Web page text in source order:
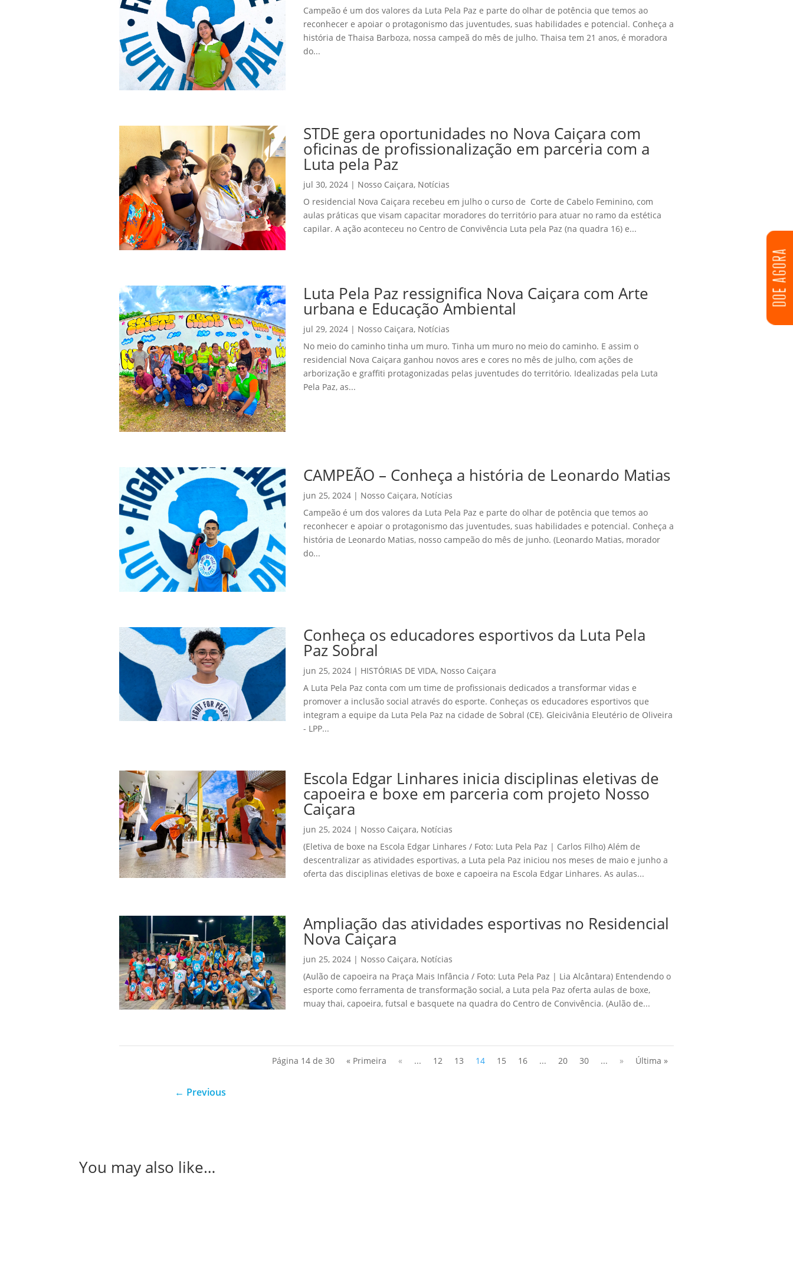
DOE AGORA
Campeão é um dos valores da Luta Pela Paz e parte do olhar de potência que temos ao
reconhecer e apoiar o protagonismo das juventudes, suas habilidades e potencial. Conheça a
história de Thaisa Barboza, nossa campeã do mês de julho. Thaisa tem 21 anos, é moradora
do...
STDE gera oportunidades no Nova Caiçara com
oficinas de profissionalização em parceria com a
Luta pela Paz
jul 30, 2024| Nosso Caiçara, Notícias
O residencial Nova Caiçara recebeu em julho o curso de Corte de Cabelo Feminino, com
aulas práticas que visam capacitar moradores do território para atuar no ramo da estética
capilar. A ação aconteceu no Centro de Convivência Luta pela Paz (na quadra 16) e...
Luta Pela Paz ressignifica Nova Caiçara com Arte
urbana e Educação Ambiental
jul 29, 2024| Nosso Caiçara, Notícias
No meio do caminho tinha um muro. Tinha um muro no meio do caminho. E assim o
residencial Nova Caiçara ganhou novos ares e cores no mês de julho, com ações de
arborização e graffiti protagonizadas pelas juventudes do território. Idealizadas pela Luta
Pela Paz, as...
CAMPEÃO – Conheça a história de Leonardo Matias
jun 25, 2024| Nosso Caiçara, Notícias
Campeão é um dos valores da Luta Pela Paz e parte do olhar de potência que temos ao
reconhecer e apoiar o protagonismo das juventudes, suas habilidades e potencial. Conheça a
história de Leonardo Matias, nosso campeão do mês de junho. (Leonardo Matias, morador
do...
Conheça os educadores esportivos da Luta Pela
Paz Sobral
jun 25, 2024| HISTÓRIAS DE VIDA, Nosso Caiçara
A Luta Pela Paz conta com um time de profissionais dedicados a transformar vidas e
promover a inclusão social através do esporte. Conheças os educadores esportivos que
integram a equipe da Luta Pela Paz na cidade de Sobral (CE). Gleicivânia Eleutério de Oliveira
- LPP...
Escola Edgar Linhares inicia disciplinas eletivas de
capoeira e boxe em parceria com projeto Nosso
Caiçara
jun 25, 2024| Nosso Caiçara, Notícias
(Eletiva de boxe na Escola Edgar Linhares / Foto: Luta Pela Paz | Carlos Filho) Além de
descentralizar as atividades esportivas, a Luta pela Paz iniciou nos meses de maio e junho a
oferta das disciplinas eletivas de boxe e capoeira na Escola Edgar Linhares. As aulas...
Ampliação das atividades esportivas no Residencial
Nova Caiçara
jun 25, 2024| Nosso Caiçara, Notícias
(Aulão de capoeira na Praça Mais Infância / Foto: Luta Pela Paz | Lia Alcântara) Entendendo o
esporte como ferramenta de transformação social, a Luta pela Paz oferta aulas de boxe,
muay thai, capoeira, futsal e basquete na quadra do Centro de Convivência. (Aulão de...
Página 14 de 30 « Primeira « ... 12 13 14 15 16 ... 20 30 ... » Última »
← Previous
You may also like…